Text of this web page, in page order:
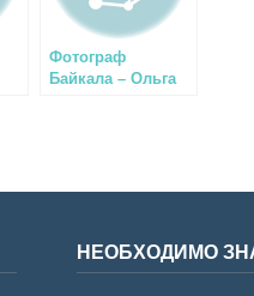
Фотограф
Байкала – Ольга
НЕОБХОДИМО